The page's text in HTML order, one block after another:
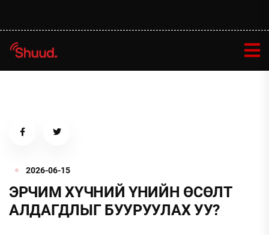
2026-06-15
ЭРЧИМ ХҮЧНИЙ ҮНИЙН ӨСӨЛТ
АЛДАГДЛЫГ БУУРУУЛАХ УУ?